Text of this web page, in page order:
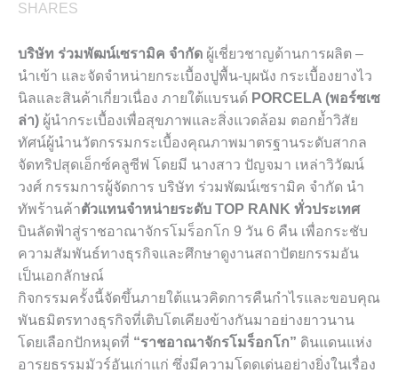
SHARES
บริษัท ร่วมพัฒน์เซรามิค จำกัด ผู้เชี่ยวชาญด้านการผลิต –
นำเข้า และจัดจำหน่ายกระเบื้องปูพื้น-บุผนัง กระเบื้องยางไว
นิลและสินค้าเกี่ยวเนื่อง ภายใต้แบรนด์ PORCELA (พอร์ซเซ
ล่า) ผู้นำกระเบื้องเพื่อสุขภาพและสิ่งแวดล้อม ตอกย้ำวิสัย
ทัศน์ผู้นำนวัตกรรมกระเบื้องคุณภาพมาตรฐานระดับสากล
จัดทริปสุดเอ็กซ์คลูซีฟ โดยมี นางสาว ปัญจมา เหล่าวิวัฒน์
วงศ์ กรรมการผู้จัดการ บริษัท ร่วมพัฒน์เซรามิค จำกัด นำ
ทัพร้านค้าตัวแทนจำหน่ายระดับ TOP RANK ทั่วประเทศ
บินลัดฟ้าสู่ราชอาณาจักรโมร็อกโก 9 วัน 6 คืน เพื่อกระชับ
ความสัมพันธ์ทางธุรกิจและศึกษาดูงานสถาปัตยกรรมอัน
เป็นเอกลักษณ์
กิจกรรมครั้งนี้จัดขึ้นภายใต้แนวคิดการคืนกำไรและขอบคุณ
พันธมิตรทางธุรกิจที่เติบโตเคียงข้างกันมาอย่างยาวนาน
โดยเลือกปักหมุดที่ “ราชอาณาจักรโมร็อกโก” ดินแดนแห่ง
อารยธรรมมัวร์อันเก่าแก่ ซึ่งมีความโดดเด่นอย่างยิ่งในเรื่อง